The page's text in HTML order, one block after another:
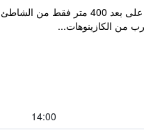
من الكازينوهات...
14:00